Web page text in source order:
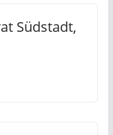
Südstadt,